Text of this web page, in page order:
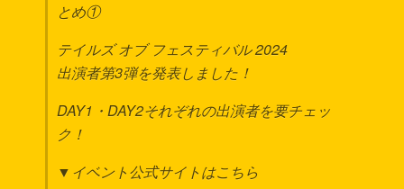
とめ①
テイルズ オブ フェスティバル 2024
出演者第3弾を発表しました！
DAY1・DAY2それぞれの出演者を要チェッ
ク！
▼イベント公式サイトはこちら